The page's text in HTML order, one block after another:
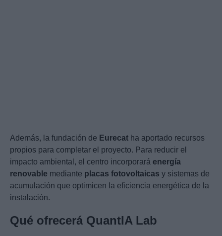
Además, la fundación de Eurecat ha aportado recursos
propios para completar el proyecto. Para reducir el
impacto ambiental, el centro incorporará energía
renovable mediante placas fotovoltaicas y sistemas de
acumulación que optimicen la eficiencia energética de la
instalación.
Qué ofrecerá QuantIA Lab